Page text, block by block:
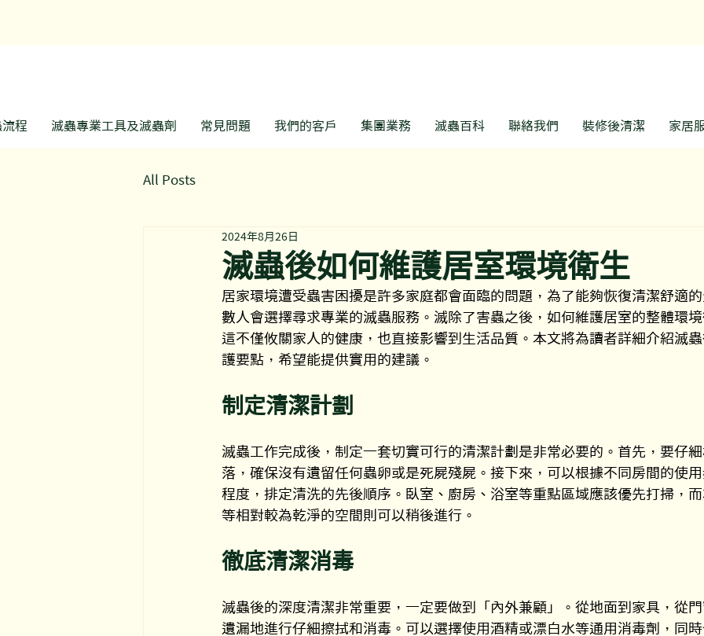
程 滅蟲專業工具及滅蟲劑 常見問題 我們的客戶 集團業務 滅蟲百科 聯絡我們 裝修後清潔 家居
All Posts
滅蟲後如何維護居室環境衛生
2024年8月26日
居家環境遭受蟲害困擾是許多家庭都會面臨的問題，為了能夠恢復清潔舒適
數人會選擇尋求專業的滅蟲服務。滅除了害蟲之後，如何維護居室的整體環
這不僅攸關家人的健康，也直接影響到生活品質。本文將為讀者詳細介紹滅
護要點，希望能提供實用的建議。
制定清潔計劃
滅蟲工作完成後，制定一套切實可行的清潔計劃是非常必要的。首先，要仔
落，確保沒有遺留任何蟲卵或是死屍殘屍。接下來，可以根據不同房間的使
程度，排定清洗的先後順序。臥室、廚房、浴室等重點區域應該優先打掃，
等相對較為乾淨的空間則可以稍後進行。
徹底清潔消毒
滅蟲後的深度清潔非常重要，一定要做到 「 內外兼顧 」
。從地面到家具，從
遺漏地進行仔細擦拭和消毒。可以選擇使用酒精或漂白水等通用消毒劑，同